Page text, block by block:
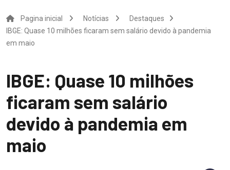
Pagina inicial Notícias
Destaques
IBGE: Quase 10 milhões ficaram sem salário devido à pandemia
em maio
IBGE: Quase 10 milhões
ficaram sem salário
devido à pandemia em
maio